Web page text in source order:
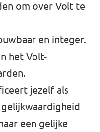
om over Volt te
en integer.
het Volt-
jezelf als
een gelijke